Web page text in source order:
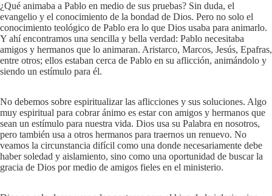
¿Qué animaba a Pablo en medio de sus pruebas? Sin duda, el
evangelio y el conocimiento de la bondad de Dios. Pero no solo el
conocimiento teológico de Pablo era lo que Dios usaba para animarlo.
Y ahí encontramos una sencilla y bella verdad: Pablo necesitaba
amigos y hermanos que lo animaran. Aristarco, Marcos, Jesús, Epafras,
entre otros; ellos estaban cerca de Pablo en su aflicción, animándolo y
siendo un estímulo para él.
No debemos sobre espiritualizar las aflicciones y sus soluciones. Algo
muy espiritual para cobrar ánimo es estar con amigos y hermanos que
sean un estímulo para nuestra vida. Dios usa su Palabra en nosotros,
pero también usa a otros hermanos para traernos un renuevo. No
veamos la circunstancia difícil como una donde necesariamente debe
haber soledad y aislamiento, sino como una oportunidad de buscar la
gracia de Dios por medio de amigos fieles en el ministerio.